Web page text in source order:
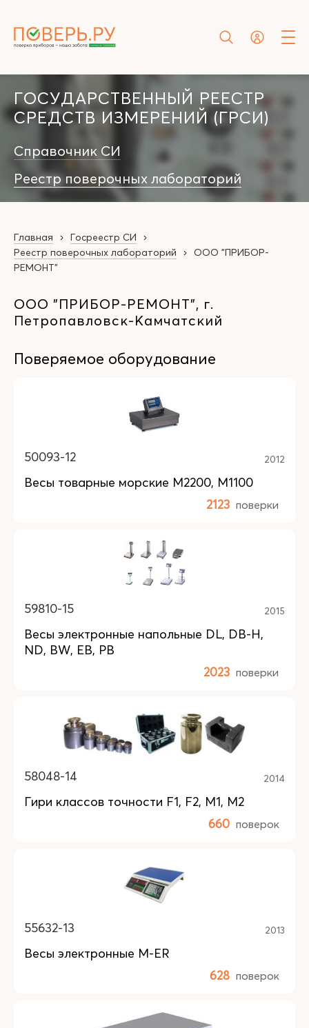
ГОСУДАРСТВЕННЫЙ РЕЕСТР
СРЕДСТВ ИЗМЕРЕНИЙ (ГРСИ)
Справочник СИ
Реестр поверочных лабораторий
Главная
Госреестр СИ
Реестр поверочных лабораторий
ООО "ПРИБОР-
РЕМОНТ"
ООО "ПРИБОР-РЕМОНТ", г.
Петропавловск-Камчатский
Поверяемое оборудование
50093-12 2012
Весы товарные морские M2200, M1100
2123 поверки
59810-15 2015
Весы электронные напольные DL, DB-H,
ND, BW, EB, PB
2023 поверки
58048-14 2014
Гири классов точности F1, F2, M1, M2
660 поверок
55632-13 2013
Весы электронные M-ER
628 поверок